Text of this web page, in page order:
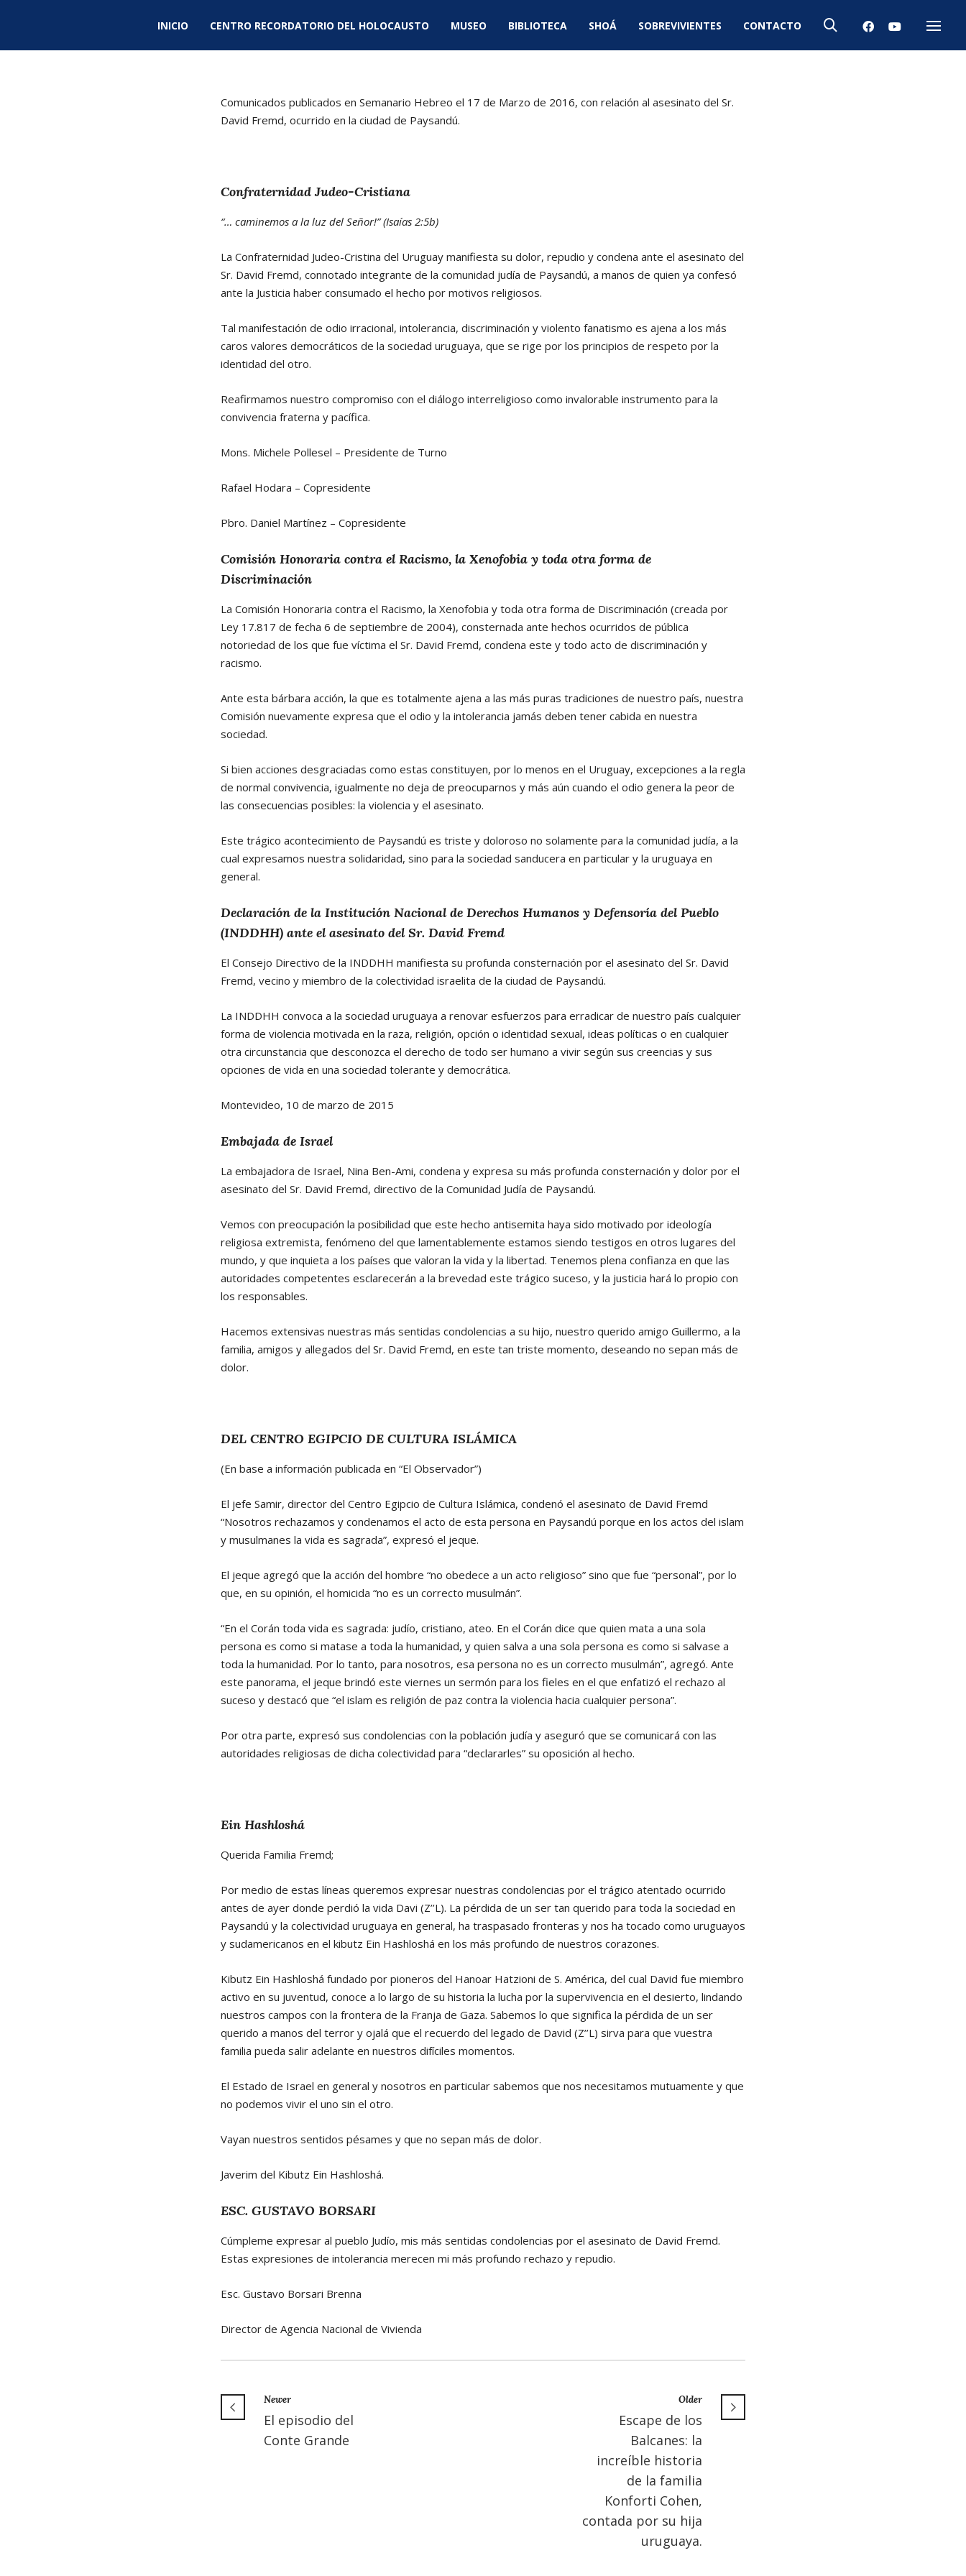
INICIO CENTRO RECORDATORIO DEL HOLOCAUSTO MUSEO BIBLIOTECA SHOÁ SOBREVIVIENTES CONTACTO
Menú
Comunicados publicados en Semanario Hebreo el 17 de Marzo de 2016, con relación al asesinato del Sr.
David Fremd, ocurrido en la ciudad de Paysandú.
Confraternidad Judeo-Cristiana
“… caminemos a la luz del Señor!” (Isaías 2:5b)
La Confraternidad Judeo-Cristina del Uruguay manifiesta su dolor, repudio y condena ante el asesinato del
Sr. David Fremd, connotado integrante de la comunidad judía de Paysandú, a manos de quien ya confesó
ante la Justicia haber consumado el hecho por motivos religiosos.
Tal manifestación de odio irracional, intolerancia, discriminación y violento fanatismo es ajena a los más
caros valores democráticos de la sociedad uruguaya, que se rige por los principios de respeto por la
identidad del otro.
Reafirmamos nuestro compromiso con el diálogo interreligioso como invalorable instrumento para la
convivencia fraterna y pacífica.
Mons. Michele Pollesel – Presidente de Turno
Rafael Hodara – Copresidente
Pbro. Daniel Martínez – Copresidente
Comisión Honoraria contra el Racismo, la Xenofobia y toda otra forma de
Discriminación
La Comisión Honoraria contra el Racismo, la Xenofobia y toda otra forma de Discriminación (creada por
Ley 17.817 de fecha 6 de septiembre de 2004), consternada ante hechos ocurridos de pública
notoriedad de los que fue víctima el Sr. David Fremd, condena este y todo acto de discriminación y
racismo.
Ante esta bárbara acción, la que es totalmente ajena a las más puras tradiciones de nuestro país, nuestra
Comisión nuevamente expresa que el odio y la intolerancia jamás deben tener cabida en nuestra
sociedad.
Si bien acciones desgraciadas como estas constituyen, por lo menos en el Uruguay, excepciones a la regla
de normal convivencia, igualmente no deja de preocuparnos y más aún cuando el odio genera la peor de
las consecuencias posibles: la violencia y el asesinato.
Este trágico acontecimiento de Paysandú es triste y doloroso no solamente para la comunidad judía, a la
cual expresamos nuestra solidaridad, sino para la sociedad sanducera en particular y la uruguaya en
general.
Declaración de la Institución Nacional de Derechos Humanos y Defensoría del Pueblo
(INDDHH) ante el asesinato del Sr. David Fremd
El Consejo Directivo de la INDDHH manifiesta su profunda consternación por el asesinato del Sr. David
Fremd, vecino y miembro de la colectividad israelita de la ciudad de Paysandú.
La INDDHH convoca a la sociedad uruguaya a renovar esfuerzos para erradicar de nuestro país cualquier
forma de violencia motivada en la raza, religión, opción o identidad sexual, ideas políticas o en cualquier
otra circunstancia que desconozca el derecho de todo ser humano a vivir según sus creencias y sus
opciones de vida en una sociedad tolerante y democrática.
Montevideo, 10 de marzo de 2015
Embajada de Israel
La embajadora de Israel, Nina Ben-Ami, condena y expresa su más profunda consternación y dolor por el
asesinato del Sr. David Fremd, directivo de la Comunidad Judía de Paysandú.
Vemos con preocupación la posibilidad que este hecho antisemita haya sido motivado por ideología
religiosa extremista, fenómeno del que lamentablemente estamos siendo testigos en otros lugares del
mundo, y que inquieta a los países que valoran la vida y la libertad. Tenemos plena confianza en que las
autoridades competentes esclarecerán a la brevedad este trágico suceso, y la justicia hará lo propio con
los responsables.
Hacemos extensivas nuestras más sentidas condolencias a su hijo, nuestro querido amigo Guillermo, a la
familia, amigos y allegados del Sr. David Fremd, en este tan triste momento, deseando no sepan más de
dolor.
DEL CENTRO EGIPCIO DE CULTURA ISLÁMICA
(En base a información publicada en “El Observador”)
El jefe Samir, director del Centro Egipcio de Cultura Islámica, condenó el asesinato de David Fremd
“Nosotros rechazamos y condenamos el acto de esta persona en Paysandú porque en los actos del islam
y musulmanes la vida es sagrada”, expresó el jeque.
El jeque agregó que la acción del hombre “no obedece a un acto religioso” sino que fue “personal”, por lo
que, en su opinión, el homicida “no es un correcto musulmán”.
“En el Corán toda vida es sagrada: judío, cristiano, ateo. En el Corán dice que quien mata a una sola
persona es como si matase a toda la humanidad, y quien salva a una sola persona es como si salvase a
toda la humanidad. Por lo tanto, para nosotros, esa persona no es un correcto musulmán”, agregó. Ante
este panorama, el jeque brindó este viernes un sermón para los fieles en el que enfatizó el rechazo al
suceso y destacó que “el islam es religión de paz contra la violencia hacia cualquier persona”.
Por otra parte, expresó sus condolencias con la población judía y aseguró que se comunicará con las
autoridades religiosas de dicha colectividad para “declararles” su oposición al hecho.
Ein Hashloshá
Querida Familia Fremd;
Por medio de estas líneas queremos expresar nuestras condolencias por el trágico atentado ocurrido
antes de ayer donde perdió la vida Davi (Z’’L). La pérdida de un ser tan querido para toda la sociedad en
Paysandú y la colectividad uruguaya en general, ha traspasado fronteras y nos ha tocado como uruguayos
y sudamericanos en el kibutz Ein Hashloshá en los más profundo de nuestros corazones.
Kibutz Ein Hashloshá fundado por pioneros del Hanoar Hatzioni de S. América, del cual David fue miembro
activo en su juventud, conoce a lo largo de su historia la lucha por la supervivencia en el desierto, lindando
nuestros campos con la frontera de la Franja de Gaza. Sabemos lo que significa la pérdida de un ser
querido a manos del terror y ojalá que el recuerdo del legado de David (Z’’L) sirva para que vuestra
familia pueda salir adelante en nuestros difíciles momentos.
El Estado de Israel en general y nosotros en particular sabemos que nos necesitamos mutuamente y que
no podemos vivir el uno sin el otro.
Vayan nuestros sentidos pésames y que no sepan más de dolor.
Javerim del Kibutz Ein Hashloshá.
ESC. GUSTAVO BORSARI
Cúmpleme expresar al pueblo Judío, mis más sentidas condolencias por el asesinato de David Fremd.
Estas expresiones de intolerancia merecen mi más profundo rechazo y repudio.
Esc. Gustavo Borsari Brenna
Director de Agencia Nacional de Vivienda
Newer
El episodio del
Conte Grande
Older
Escape de los
Balcanes: la
increíble historia
de la familia
Konforti Cohen,
contada por su hija
uruguaya.